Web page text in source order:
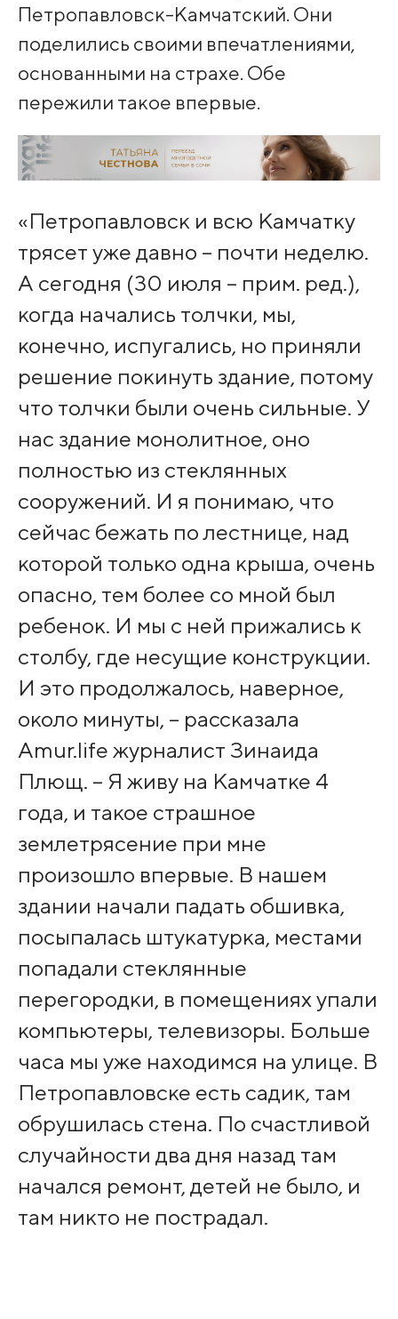
Петропавловск-Камчатский. Они
поделились своими впечатлениями,
основанными на страхе. Обе
пережили такое впервые.
«Петропавловск и всю Камчатку
трясет уже давно – почти неделю.
А сегодня (30 июля – прим. ред.),
когда начались толчки, мы,
конечно, испугались, но приняли
решение покинуть здание, потому
что толчки были очень сильные. У
нас здание монолитное, оно
полностью из стеклянных
сооружений. И я понимаю, что
сейчас бежать по лестнице, над
которой только одна крыша, очень
опасно, тем более со мной был
ребенок. И мы с ней прижались к
столбу, где несущие конструкции.
И это продолжалось, наверное,
около минуты, – рассказала
Amur.life журналист Зинаида
Плющ. – Я живу на Камчатке 4
года, и такое страшное
землетрясение при мне
произошло впервые. В нашем
здании начали падать обшивка,
посыпалась штукатурка, местами
попадали стеклянные
перегородки, в помещениях упали
компьютеры, телевизоры. Больше
часа мы уже находимся на улице. В
Петропавловске есть садик, там
обрушилась стена. По счастливой
случайности два дня назад там
начался ремонт, детей не было, и
там никто не пострадал.